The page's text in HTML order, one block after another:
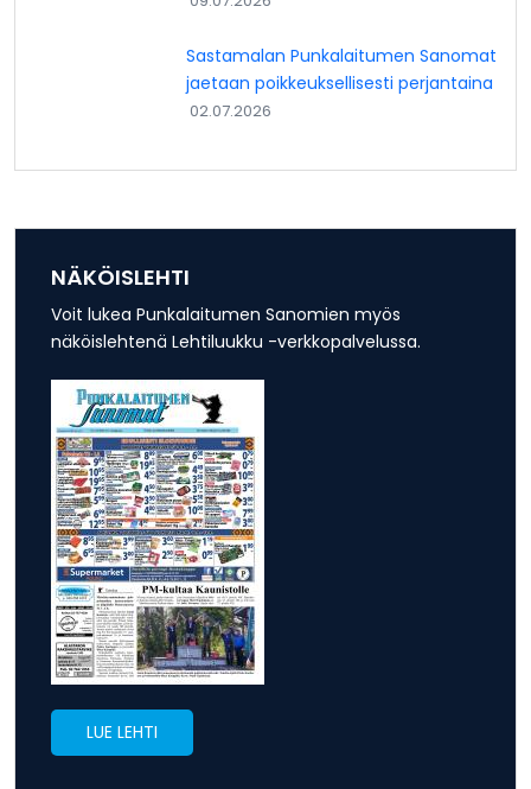
Sastamalan Punkalaitumen Sanomat
jaetaan poikkeuksellisesti perjantaina
02.07.2026
NÄKÖISLEHTI
Voit lukea Punkalaitumen Sanomien myös
näköislehtenä Lehtiluukku -verkkopalvelussa.
LUE LEHTI